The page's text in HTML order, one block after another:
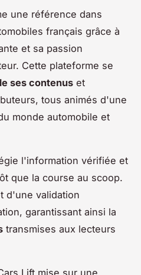
une référence dans
français grâce à
et sa passion
Cette plateforme se
ses contenus et
tous animés d'une
monde automobile et
l'information vérifiée et
que la course au scoop.
d'une validation
garantissant ainsi la
transmises aux lecteurs